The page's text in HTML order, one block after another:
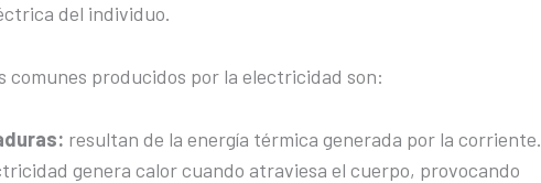
del individuo.
comunes producidos por la electricidad son:
resultan de la energía térmica generada por la corriente.
genera calor cuando atraviesa el cuerpo, provocando